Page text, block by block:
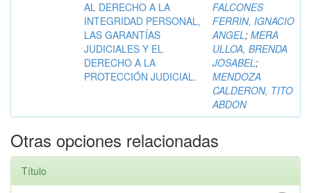
AL DERECHO A LA
INTEGRIDAD PERSONAL,
LAS GARANTÍAS
JUDICIALES Y EL
DERECHO A LA
PROTECCIÓN JUDICIAL.
FALCONES
FERRIN, IGNACIO
ANGEL; MERA
ULLOA, BRENDA
JOSABEL;
MENDOZA
CALDERON, TITO
ABDON
Otras opciones relacionadas
Título